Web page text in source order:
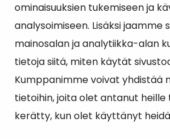
ominaisuuksien tukemiseen ja
analysoimiseen. Lisäksi jaamme
mainosalan ja analytiikka-alan
tietoja siitä, miten käytät
Kumppanimme voivat yhdistää
tietoihin, joita olet antanut heille
kerätty, kun olet käyttänyt
Esityslistat, pöytäkirjat,
kuulutukset
Tietoa ja ohjeistusta
Asiointipiste
Sähköinen asiointi
Yhteydenotto